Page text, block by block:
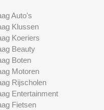
Auto's
Klussen
Koeriers
Beauty
Boten
Motoren
Rijscholen
Entertainment
Fietsen